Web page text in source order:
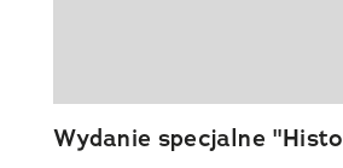
Wydanie specjalne